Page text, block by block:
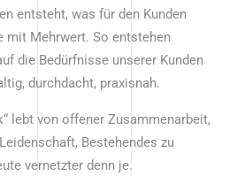
entsteht, was für den Kunden
mit Mehrwert. So entstehen
die Bedürfnisse unserer Kunden
durchdacht, praxisnah.
lebt von offener Zusammenarbeit,
Bestehendes zu
vernetzter denn je.